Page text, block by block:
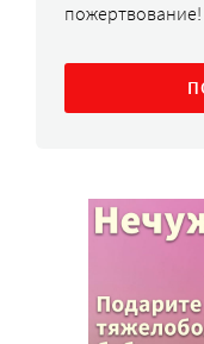
пожертвование!